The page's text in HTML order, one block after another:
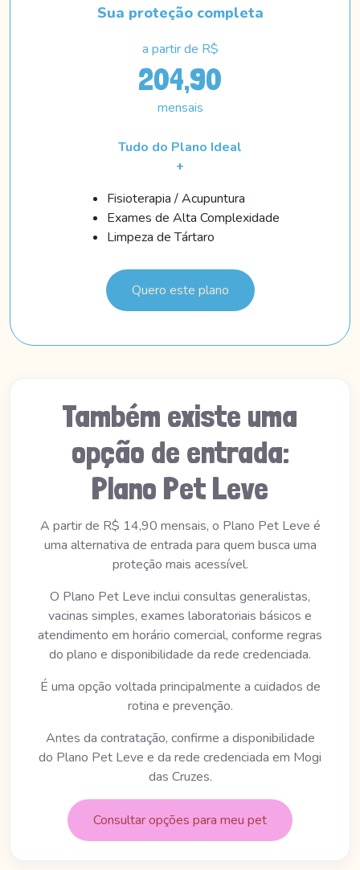
Sua proteção completa
a partir de R$
204,90
mensais
Tudo do Plano Ideal
+
Fisioterapia / Acupuntura
Exames de Alta Complexidade
Limpeza de Tártaro
Quero este plano
Também existe uma
opção de entrada:
Plano Pet Leve
A partir de R$ 14,90 mensais, o Plano Pet Leve é
uma alternativa de entrada para quem busca uma
proteção mais acessível.
O Plano Pet Leve inclui consultas generalistas,
vacinas simples, exames laboratoriais básicos e
atendimento em horário comercial, conforme regras
do plano e disponibilidade da rede credenciada.
É uma opção voltada principalmente a cuidados de
rotina e prevenção.
Antes da contratação, confirme a disponibilidade
do Plano Pet Leve e da rede credenciada em Mogi
das Cruzes.
Consultar opções para meu pet